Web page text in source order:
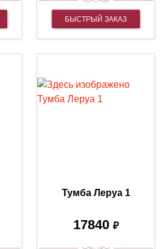
БЫСТРЫЙ ЗАКАЗ
Тумба Леруа 1
17840 ₽